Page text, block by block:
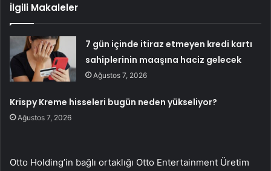
İlgili Makaleler
7 gün içinde itiraz etmeyen kredi kartı
sahiplerinin maaşına haciz gelecek
Ağustos 7, 2026
Krispy Kreme hisseleri bugün neden yükseliyor?
Ağustos 7, 2026
Otto Holding’in bağlı ortaklığı Otto Entertainment Üretim